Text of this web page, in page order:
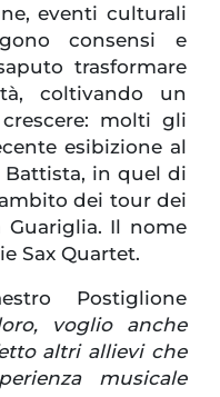
eventi culturali
consensi e
trasformare
coltivando un
molti gli
esibizione al
Battista, in quel di
dei tour dei
Guariglia. Il nome
Sax Quartet.
Postiglione
voglio anche
altri allievi che
musicale